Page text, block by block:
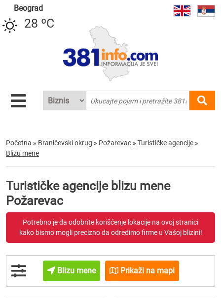
Beograd
28 ºC
Početna » Braničevski okrug » Požarevac » Turističke agencije »
Blizu mene
Turističke agencije blizu mene
Požarevac
Potrebno je da odobrite korišćenje lokacije na ovoj stranici
kako bismo mogli precizno da odredimo firme u Vašoj blizini!
Blizu mene Prikaži na mapi